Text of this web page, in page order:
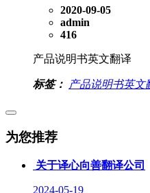
2020-09-05
admin
416
产品说明书英文翻译
标签： 产品说明书英文
为您推荐
关于译心向善翻译公司
2024-05-19